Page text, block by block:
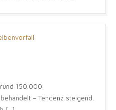
150.000
– Tendenz steigend.